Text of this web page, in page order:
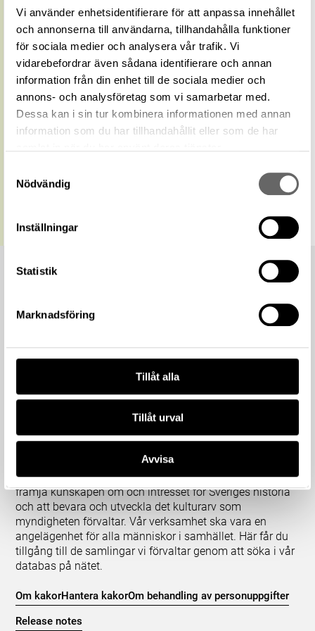
Vi använder enhetsidentifierare för att anpassa innehållet
och annonserna till användarna, tillhandahålla funktioner
för sociala medier och analysera vår trafik. Vi
vidarebefordrar även sådana identifierare och annan
information från din enhet till de sociala medier och
annons- och analysföretag som vi samarbetar med.
Dessa kan i sin tur kombinera informationen med annan
information som du har tillhandahållit eller som de har
Nödvändig
Inställningar
Statistik
Marknadsföring
Tillåt alla
Tillåt urval
Avvisa
Koordinater SWEREF 99, 16.32488, 58.71404
Externa
källor
Krokek socken på WIKIDATA
Relaterade
föremål
Visa 860 relaterade föremål
URI
https://samlingar.shm.se/geo/67FE05B1-
0FBB-4D70-91B9-F95B80C3F60C
Kopiera URI
Mer information om licenser hos Statens historiska museer.
Statens historiska museer (SHM) har till uppgift att
främja kunskapen om och intresset för Sveriges historia
och att bevara och utveckla det kulturarv som
myndigheten förvaltar. Vår verksamhet ska vara en
angelägenhet för alla människor i samhället. Här får du
tillgång till de samlingar vi förvaltar genom att söka i vår
databas på nätet.
Om kakorHantera kakorOm behandling av personuppgifter
Release notes